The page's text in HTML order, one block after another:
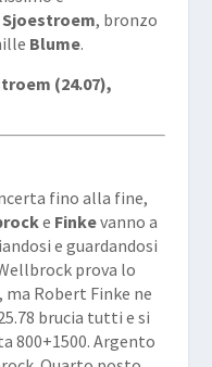
Sjoestroem, bronzo
Blume.
(24.07),
fino alla fine,
e Finkevanno a
e guardandosi
prova lo
Robert Finke ne
brucia tutti e si
800+1500. Argento